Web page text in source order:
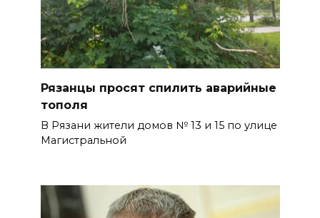
Рязанцы просят спилить аварийные
тополя
В Рязани жители домов № 13 и 15 по улице
Магистральной